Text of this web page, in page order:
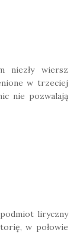
niezły wiersz
w trzeciej
nie pozwalają
liryczny
w połowie